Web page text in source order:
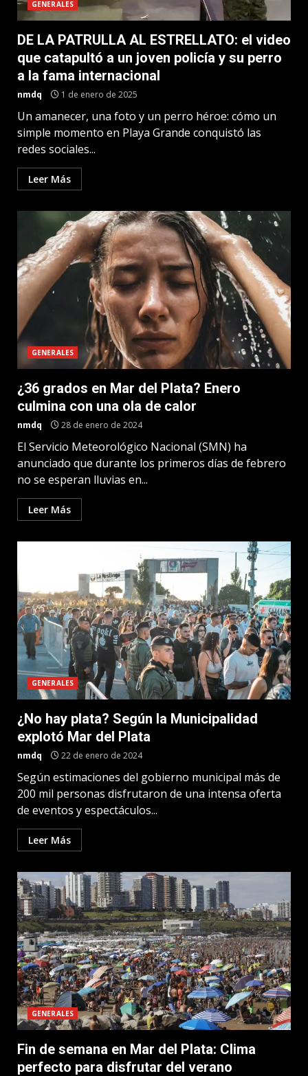
GENERALES
DE LA PATRULLA AL ESTRELLATO: el video
que catapultó a un joven policía y su perro
a la fama internacional
nmdq 1 de enero de 2025
Un amanecer, una foto y un perro héroe: cómo un
simple momento en Playa Grande conquistó las
redes sociales...
Leer Más
GENERALES
¿36 grados en Mar del Plata? Enero
culmina con una ola de calor
nmdq 28 de enero de 2024
El Servicio Meteorológico Nacional (SMN) ha
anunciado que durante los primeros días de febrero
no se esperan lluvias en...
Leer Más
GENERALES
¿No hay plata? Según la Municipalidad
explotó Mar del Plata
nmdq 22 de enero de 2024
Según estimaciones del gobierno municipal más de
200 mil personas disfrutaron de una intensa oferta
de eventos y espectáculos...
Leer Más
GENERALES
Fin de semana en Mar del Plata: Clima
perfecto para disfrutar del verano